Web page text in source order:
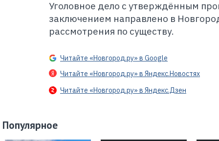
Уголовное дело с утверждённым
заключением направлено в
рассмотрения по существу.
Читайте «Новгород.ру» в Google
Читайте «Новгород.ру» в Яндекс.Новостях
Читайте «Новгород.ру» в Яндекс.Дзен
Популярное